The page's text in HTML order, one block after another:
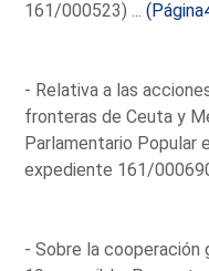
161/000523) ...
- Relativa a las
fronteras de Ceuta y
Parlamentario Popular
expediente 161/
- Sobre la cooperación